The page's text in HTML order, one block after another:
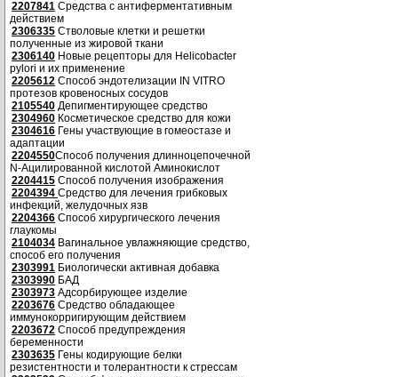
2207841 Средства с антиферментативным
действием
2306335 Стволовые клетки и решетки
полученные из жировой ткани
2306140 Новые рецепторы для Helicobacter
pylori и их применение
2205612 Способ эндотелизации IN VITRO
протезов кровеносных сосудов
2105540 Депигментирующее средство
2304960 Косметическое средство для кожи
2304616 Гены участвующие в гомеостазе и
адаптации
2204550Способ получения длинноцепочечной
N-Ацилированной кислотой Аминокислот
2204415 Способ получения изображения
2204394 Средство для лечения грибковых
инфекций, желудочных язв
2204366 Способ хирургического лечения
глаукомы
2104034 Вагинальное увлажняющие средство,
способ его получения
2303991 Биологически активная добавка
2303990 БАД
2303973 Адсорбирующее изделие
2203676 Средство обладающее
иммунокорригирующим действием
2203672 Способ предупреждения
беременности
2303635 Гены кодирующие белки
резистентности и толерантности к стрессам